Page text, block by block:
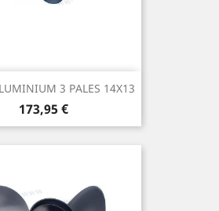
3 PALES 14X13
Prix
173,95 €